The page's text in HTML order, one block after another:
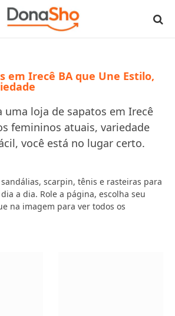
em Irecê BA que Une Estilo,
uma loja de sapatos em Irecê
femininos atuais, variedade
você está no lugar certo.
scarpin, tênis e rasteiras para
a dia. Role a página, escolha seu
na imagem para ver todos os